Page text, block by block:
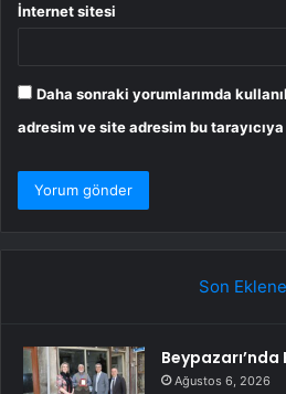
İnternet sitesi
Daha sonraki yorumlarımda
adresim ve site adresim bu
Son
Ağustos 6, 2026